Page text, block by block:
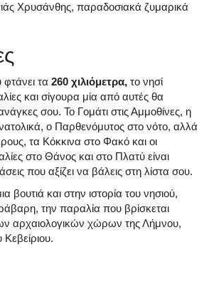
Χρυσάνθης, παραδοσιακά ζυμαρικά
τα 260 χιλιόμετρα, το νησί
και σίγουρα μία από αυτές θα
σου. Το Γομάτι στις Αμμοθίνες, η
ο Παρθενόμυτος στο νότο, αλλά
τα Κόκκινα στο Φακό και οι
στο Θάνος και στο Πλατύ είναι
που αξίζει να βάλεις στη λίστα σου.
βουτιά και στην ιστορία του νησιού,
την παραλία που βρίσκεται
αρχαιολογικών χώρων της Λήμνου,
Κεβείριου.